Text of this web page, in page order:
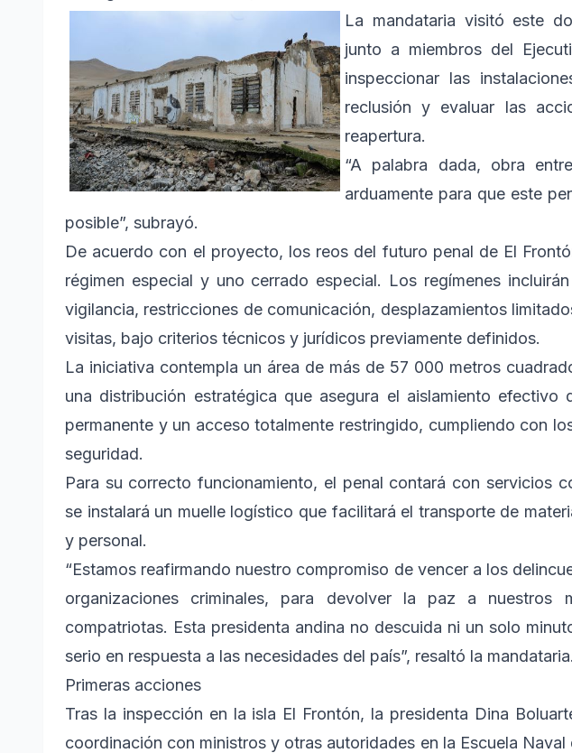
La mandataria visitó este
junto a miembros del
inspeccionar las
reclusión y evaluar las
reapertura.
“A palabra dada, obra
arduamente para que este
posible”, subrayó.
De acuerdo con el proyecto, los reos del futuro penal de El
régimen especial y uno cerrado especial. Los regímenes
vigilancia, restricciones de comunicación, desplazamientos
visitas, bajo criterios técnicos y jurídicos previamente definidos.
La iniciativa contempla un área de más de 57 000 metros
una distribución estratégica que asegura el aislamiento efectivo
permanente y un acceso totalmente restringido, cumpliendo con
seguridad.
Para su correcto funcionamiento, el penal contará con servicios
se instalará un muelle logístico que facilitará el transporte de
y personal.
“Estamos reafirmando nuestro compromiso de vencer a los
organizaciones criminales, para devolver la paz a
compatriotas. Esta presidenta andina no descuida ni un solo
serio en respuesta a las necesidades del país”, resaltó la mandataria.
Primeras acciones
Tras la inspección en la isla El Frontón, la presidenta Dina
coordinación con ministros y otras autoridades en la Escuela